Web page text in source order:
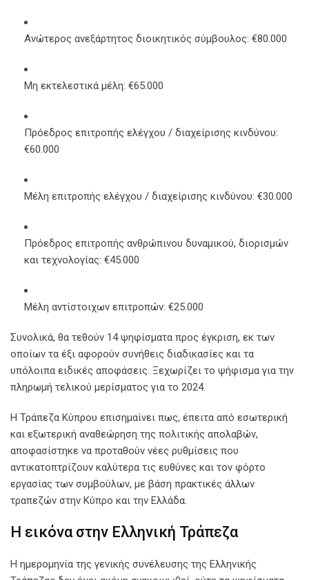
Ανώτερος ανεξάρτητος διοικητικός σύμβουλος: €80.000
Μη εκτελεστικά μέλη: €65.000
Πρόεδρος επιτροπής ελέγχου / διαχείρισης κινδύνου:
€60.000
Μέλη επιτροπής ελέγχου / διαχείρισης κινδύνου: €30.000
Πρόεδρος επιτροπής ανθρώπινου δυναμικού, διορισμών
και τεχνολογίας: €45.000
Μέλη αντίστοιχων επιτροπών: €25.000
Συνολικά, θα τεθούν 14 ψηφίσματα προς έγκριση, εκ των
οποίων τα έξι αφορούν συνήθεις διαδικασίες και τα
υπόλοιπα ειδικές αποφάσεις. Ξεχωρίζει το ψήφισμα για την
πληρωμή τελικού μερίσματος για το 2024.
Η Τράπεζα Κύπρου επισημαίνει πως, έπειτα από εσωτερική
και εξωτερική αναθεώρηση της πολιτικής απολαβών,
αποφασίστηκε να προταθούν νέες ρυθμίσεις που
αντικατοπτρίζουν καλύτερα τις ευθύνες και τον φόρτο
εργασίας των συμβούλων, με βάση πρακτικές άλλων
τραπεζών στην Κύπρο και την Ελλάδα.
Η εικόνα στην Ελληνική Τράπεζα
Η ημερομηνία της γενικής συνέλευσης της Ελληνικής